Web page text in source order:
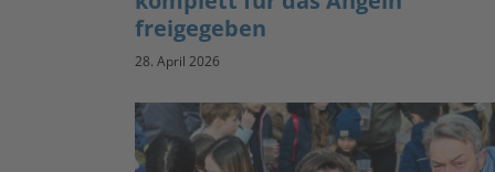
freigegeben
28. April 2026